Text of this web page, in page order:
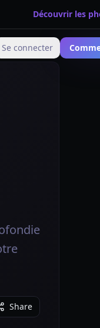
Découvrir les
de langue
Se connecter
Share